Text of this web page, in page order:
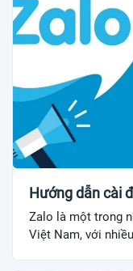
Hướng dẫn cài
Zalo là một trong
Việt Nam, với